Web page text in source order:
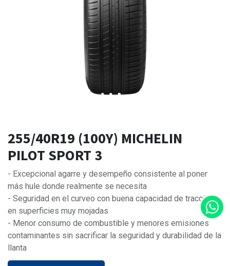
255/40R19 (100Y) MICHELIN
PILOT SPORT 3
- Excepcional agarre y desempeño consistente al poner
más hule donde realmente se necesita
- Seguridad en el curveo con buena capacidad de tracción
en superficies muy mojadas
- Menor consumo de combustible y menores emisiones
contaminantes sin sacrificar la seguridad y durabilidad de la
llanta